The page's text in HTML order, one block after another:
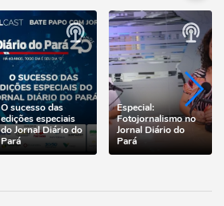
O sucesso das
edições especiais
do Jornal Diário do
Pará
Especial:
Fotojornalismo no
Jornal Diário do
Pará